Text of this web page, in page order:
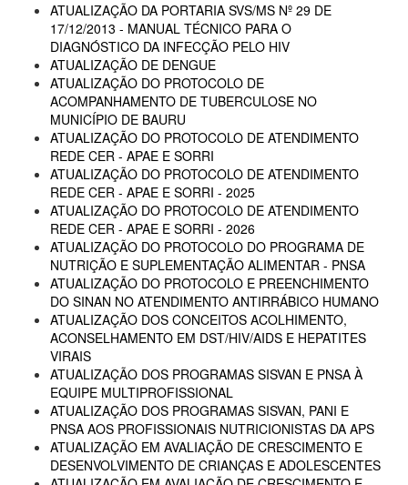
ATUALIZAÇÃO DA PORTARIA SVS/MS Nº 29 DE
17/12/2013 - MANUAL TÉCNICO PARA O
DIAGNÓSTICO DA INFECÇÃO PELO HIV
ATUALIZAÇÃO DE DENGUE
ATUALIZAÇÃO DO PROTOCOLO DE
ACOMPANHAMENTO DE TUBERCULOSE NO
MUNICÍPIO DE BAURU
ATUALIZAÇÃO DO PROTOCOLO DE ATENDIMENTO
REDE CER - APAE E SORRI
ATUALIZAÇÃO DO PROTOCOLO DE ATENDIMENTO
REDE CER - APAE E SORRI - 2025
ATUALIZAÇÃO DO PROTOCOLO DE ATENDIMENTO
REDE CER - APAE E SORRI - 2026
ATUALIZAÇÃO DO PROTOCOLO DO PROGRAMA DE
NUTRIÇÃO E SUPLEMENTAÇÃO ALIMENTAR - PNSA
ATUALIZAÇÃO DO PROTOCOLO E PREENCHIMENTO
DO SINAN NO ATENDIMENTO ANTIRRÁBICO HUMANO
ATUALIZAÇÃO DOS CONCEITOS ACOLHIMENTO,
ACONSELHAMENTO EM DST/HIV/AIDS E HEPATITES
VIRAIS
ATUALIZAÇÃO DOS PROGRAMAS SISVAN E PNSA À
EQUIPE MULTIPROFISSIONAL
ATUALIZAÇÃO DOS PROGRAMAS SISVAN, PANI E
PNSA AOS PROFISSIONAIS NUTRICIONISTAS DA APS
ATUALIZAÇÃO EM AVALIAÇÃO DE CRESCIMENTO E
DESENVOLVIMENTO DE CRIANÇAS E ADOLESCENTES